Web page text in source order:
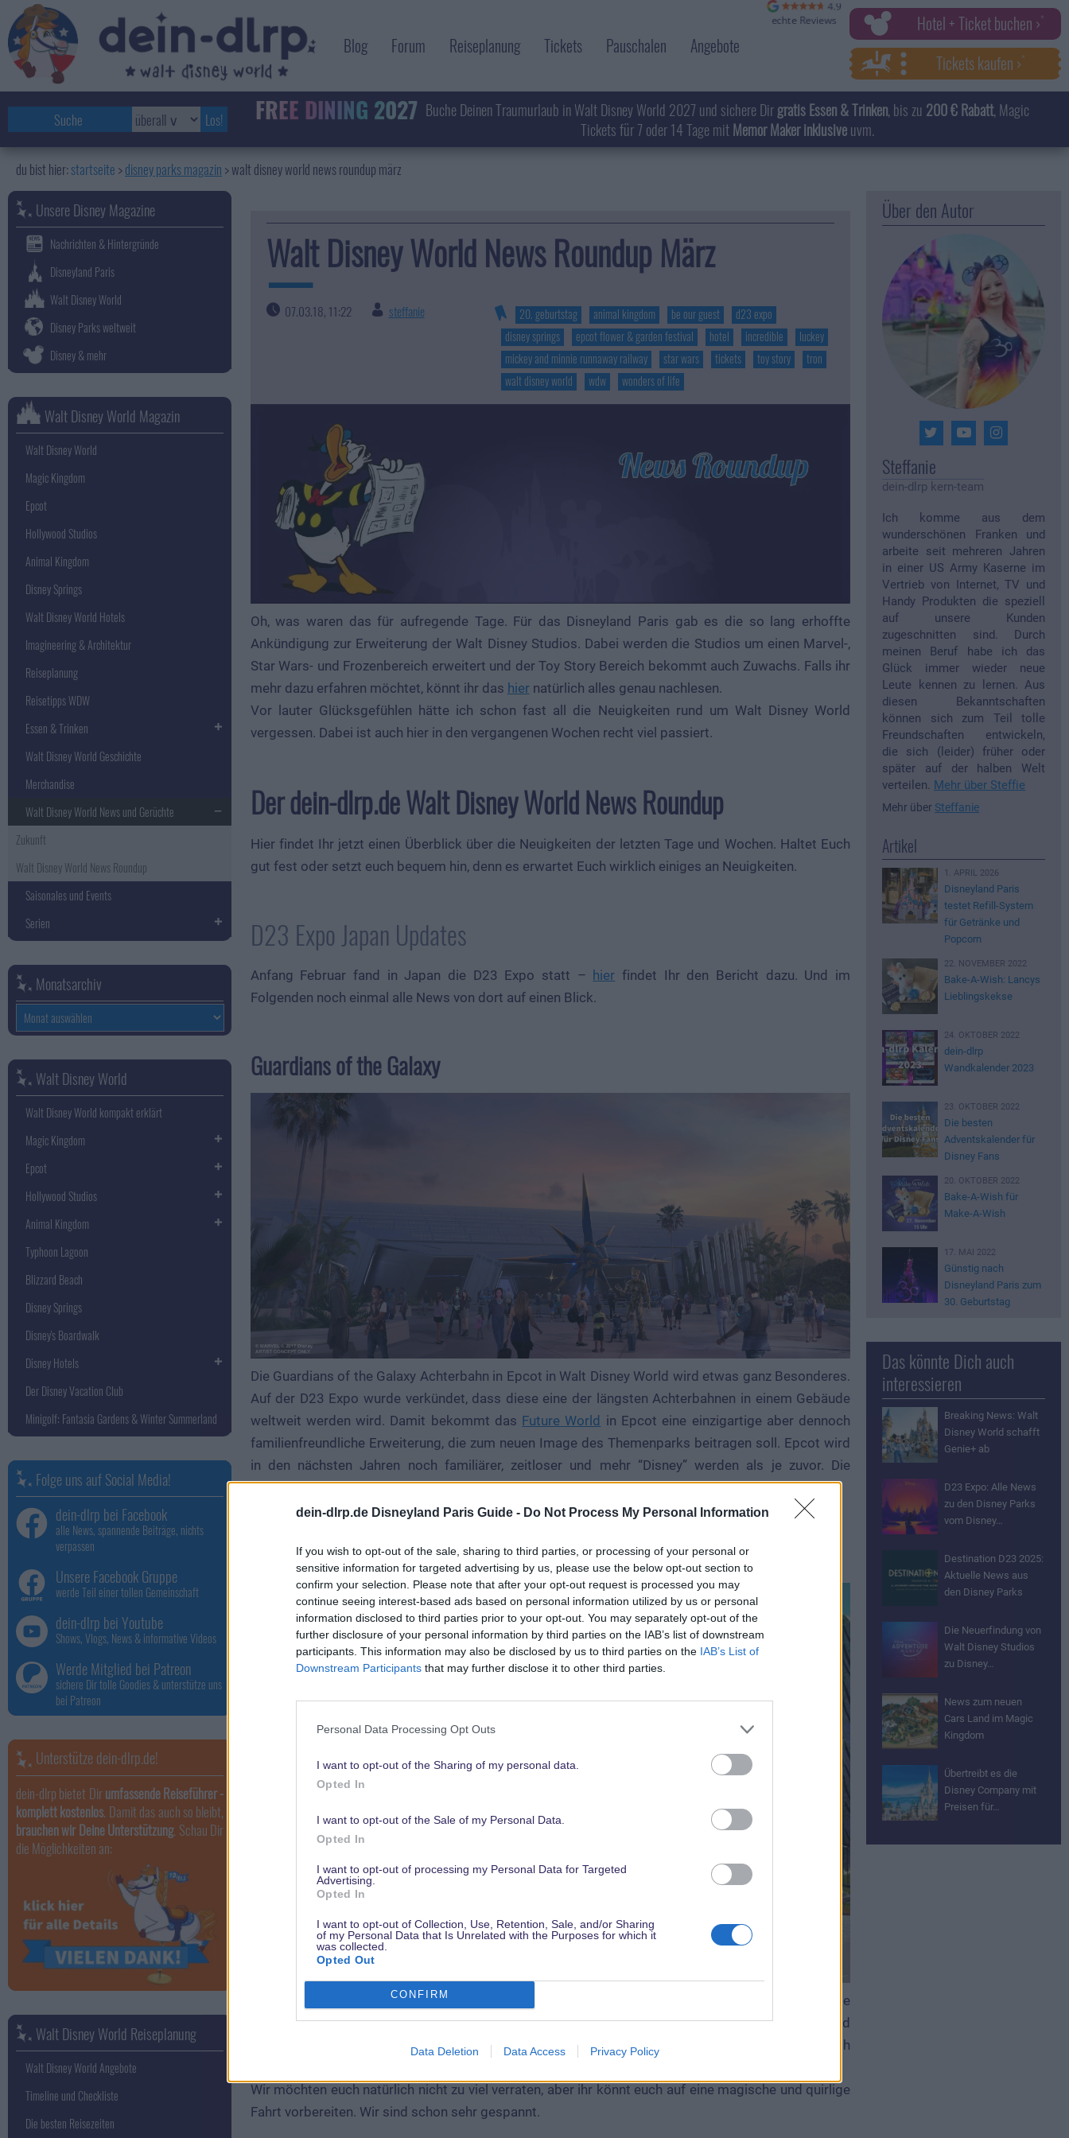
dein-dlrp.de Disneyland Paris Guide - Do Not Process My Personal Information
If you wish to opt-out of the sale, sharing to third parties, or processing of your personal or
sensitive information for targeted advertising by us, please use the below opt-out section to
confirm your selection. Please note that after your opt-out request is processed you may
continue seeing interest-based ads based on personal information utilized by us or personal
information disclosed to third parties prior to your opt-out. You may separately opt-out of the
further disclosure of your personal information by third parties on the IAB’s list of downstream
participants. This information may also be disclosed by us to third parties on the IAB’s List of
Downstream Participants that may further disclose it to other third parties.
Personal Data Processing Opt Outs
I want to opt-out of the Sharing of my personal data.
Opted In
I want to opt-out of the Sale of my Personal Data.
Opted In
I want to opt-out of processing my Personal Data for Targeted
Advertising.
Opted In
I want to opt-out of Collection, Use, Retention, Sale, and/or Sharing
of my Personal Data that Is Unrelated with the Purposes for which it
was collected.
Opted Out
CONFIRM
Data Deletion Data Access Privacy Policy
Blog Forum Reiseplanung Tickets Pauschalen Angebote
Hotel + Ticket buchen ›
Tickets kaufen ›
FREE DINING 2027 Buche Deinen Traumurlaub in Walt Disney World 2027 und sichere Dirgratis Essen & Trinken, bis zu 200 € Rabatt, Magic
Tickets für 7 oder 14 Tage mitMemor Maker inklusiveuvm.
startseite disney parks magazin >walt disney world news roundup märz
Walt Disney World News Roundup März
07.03.18, 11:22 steffanie 20. geburtstag animal kingdom be our guest
d23 expo
disney springs
epcot flower & garden festival hotel incredible
luckey
mickey and minnie runnaway railway
star wars tickets toy story
tron
walt disney world
wdw wonders of life
Oh, was waren das für aufregende Tage. Für das Disneyland Paris gab es die so lang erhoffte
Ankündigung zur Erweiterung der Walt Disney Studios. Dabei werden die Studios um einen Marvel-,
Star Wars- und Frozenbereich erweitert und der Toy Story Bereich bekommt auch Zuwachs. Falls ihr
mehr dazu erfahren möchtet, könnt ihr das hiernatürlich alles genau nachlesen.
Vor lauter Glücksgefühlen hätte ich schon fast all die Neuigkeiten rund um Walt Disney World
vergessen. Dabei ist auch hier in den vergangenen Wochen recht viel passiert.
Der dein-dlrp.de Walt Disney World News Roundup
Hier findet Ihr jetzt einen Überblick über die Neuigkeiten der letzten Tage und Wochen. Haltet Euch
gut fest oder setzt euch bequem hin, denn es erwartet Euch wirklich einiges an Neuigkeiten.
D23 Expo Japan Updates
Anfang Februar fand in Japan die D23 Expo statt – hier findet Ihr den Bericht dazu. Und im
Folgenden noch einmal alle News von dort auf einen Blick.
Guardians of the Galaxy
Die Guardians of the Galaxy Achterbahn in Epcot in Walt Disney World wird etwas ganz Besonderes.
Auf der D23 Expo wurde verkündet, dass diese eine der längsten Achterbahnen in einem Gebäude
weltweit werden wird. Damit bekommt das Future World in Epcot eine einzigartige aber dennoch
familienfreundliche Erweiterung, die zum neuen Image des Themenparks beitragen soll. Epcot wird
in den nächsten Jahren noch familiärer, zeitloser und mehr “Disney” werden als je zuvor. Die
Eröffnung der neuen Marvel-Achterbahn ist für das Jahr 2021 geplant.
Mickey & Minnie´s Runaway Railway
Schon nächstes Jahr, also 2019, könnt ihr euch in
auf eine spannende
Reise mit den zwei beliebten Mäusen machen. Die Fahrt beginnt mit einem Cartoon von Mickey und
Minnie bei einem Picknick. Als die zwei sich auf den Weg machen, fährt neben ihnen ein Zug und oh
Wir möchten euch natürlich nicht zu viel verraten, aber ihr könnt euch auf eine magische und quirlige
Fahrt vorbereiten. Wir sind schon sehr gespannt.
Über den Autor
Steffanie
dein-dlrp kern-team
Ich komme aus dem
wunderschönen Franken und
arbeite seit mehreren Jahren
in einer US Army Kaserne im
Vertrieb von Internet, TV und
Handy Produkten die speziell
auf unsere Kunden
zugeschnitten sind. Durch
meinen Beruf habe ich das
Glück immer wieder neue
Leute kennen zu lernen. Aus
diesen Bekanntschaften
können sich zum Teil tolle
Freundschaften entwickeln,
die sich (leider) früher oder
später auf der halben Welt
verteilen. Mehr über Steffie
Mehr über Steffanie
Artikel
1. APRIL 2026
Disneyland Paris
testet Refill-System
für Getränke und
Popcorn
22. NOVEMBER 2022
Bake-A-Wish: Lancys
Lieblingskekse
24. OKTOBER 2022
dein-dlrp
Wandkalender 2023
23. OKTOBER 2022
Die besten
Adventskalender für
Disney Fans
20. OKTOBER 2022
Bake-A-Wish für
Make-A-Wish
17. MAI 2022
Günstig nach
Disneyland Paris zum
30. Geburtstag
Das könnte Dich auch
interessieren
Breaking News: Walt
Disney World schafft
Genie+ ab
D23 Expo: Alle News
zu den Disney Parks
vom Disney…
Destination D23 2025:
Aktuelle News aus
den Disney Parks
Die Neuerfindung von
Walt Disney Studios
zu Disney…
News zum neuen
Cars Land im Magic
Kingdom
Übertreibt es die
Disney Company mit
Preisen für…
Unsere Disney Magazine
Nachrichten & Hintergründe
Disneyland Paris
Walt Disney World
Disney Parks weltweit
Disney & mehr
Walt Disney World Magazin
Walt Disney World
Magic Kingdom
Epcot
Hollywood Studios
Animal Kingdom
Disney Springs
Walt Disney World Hotels
Imagineering & Architektur
Reiseplanung
Reisetipps WDW
Essen & Trinken
Walt Disney World Geschichte
Merchandise
Walt Disney World News und Gerüchte
Zukunft
Walt Disney World News Roundup
Saisonales und Events
Serien
Monatsarchiv
Monatsarchiv
Walt Disney World
Walt Disney World kompakt erklärt
Magic Kingdom
Epcot
Hollywood Studios
Animal Kingdom
Typhoon Lagoon
Blizzard Beach
Disney Springs
Disney's Boardwalk
Disney Hotels
Der Disney Vacation Club
Minigolf: Fantasia Gardens & Winter Summerland
Folge uns auf Social Media!
dein-dlrp bei Facebook
alle News, spannende Beiträge, nichts
verpassen
Unsere Facebook Gruppe
werde Teil einer tollen Gemeinschaft
dein-dlrp bei Youtube
Shows, Vlogs, News & informative Videos
Werde Mitglied bei Patreon
sichere Dir tolle Goodies & unterstütze uns
bei Patreon
Unterstütze dein-dlrp.de!
dein-dlrp bietet Dirumfassende Reiseführer -
komplett kostenlos. Damit das auch so bleibt,
brauchen wir Deine Unterstützung. Schau Dir
die Möglichkeiten an:
Walt Disney World Reiseplanung
Walt Disney World Angebote
Timeline und Checkliste
Die besten Reisezeiten